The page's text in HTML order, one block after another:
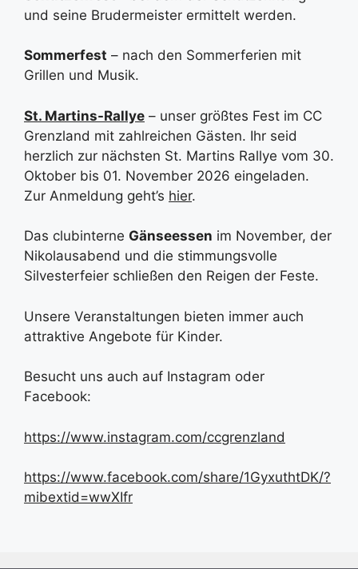
und seine Brudermeister ermittelt werden.
Sommerfest – nach den Sommerferien mit
Grillen und Musik.
St. Martins-Rallye – unser größtes Fest im CC
Grenzland mit zahlreichen Gästen. Ihr seid
herzlich zur nächsten St. Martins Rallye vom 30.
Oktober bis 01. November 2026 eingeladen.
Zur Anmeldung geht’s hier.
Das clubinterne Gänseessen im November, der
Nikolausabend und die stimmungsvolle
Silvesterfeier schließen den Reigen der Feste.
Unsere Veranstaltungen bieten immer auch
attraktive Angebote für Kinder.
Besucht uns auch auf Instagram oder
Facebook:
https://www.instagram.com/ccgrenzland
https://www.facebook.com/share/1GyxuthtDK/?
mibextid=wwXIfr